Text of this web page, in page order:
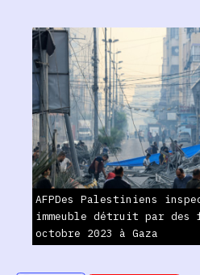
AFPDes Palestiniens
immeuble détruit par
octobre 2023 à Gaza